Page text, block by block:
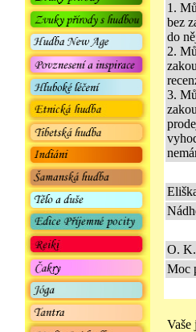
1.
bez
do
2.
3.
O. K.
Moc
Vaše